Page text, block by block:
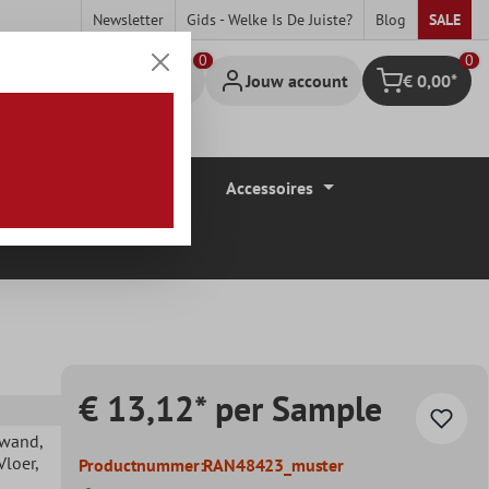
Newsletter Gids - Welke Is De Juiste? Blog SALE
Jouw account Winkelmandje
0
€ 0,00*
Accessoires
,
,
€ 13,12* per Sample
Productnummer:RAN48423_muster